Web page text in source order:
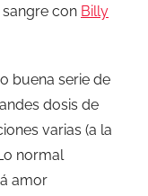
con Billy
buena serie de
dosis de
varias (a la
normal
amor